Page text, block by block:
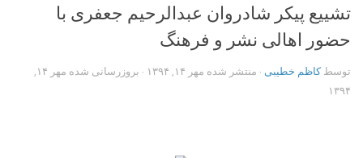
تشییع پیکر شادروان عبدالرحیم جعفری با
حضور اهالی نشر و فرهنگ
توسطکاظم خطیبی · منتشر شده مهر ۱۴, ۱۳۹۴ · بروزرسانی شده
مهر ۱۴,
۱۳۹۴